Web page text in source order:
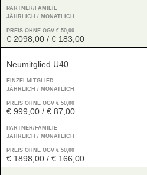
PARTNER/FAMILIE
JÄHRLICH / MONATLICH
PREIS OHNE ÖGV € 50,00
€ 2098,00 / € 183,00
Neumitglied U40
EINZELMITGLIED
JÄHRLICH / MONATLICH
PREIS OHNE ÖGV € 50,00
€ 999,00 / € 87,00
PARTNER/FAMILIE
JÄHRLICH / MONATLICH
PREIS OHNE ÖGV € 50,00
€ 1898,00 / € 166,00